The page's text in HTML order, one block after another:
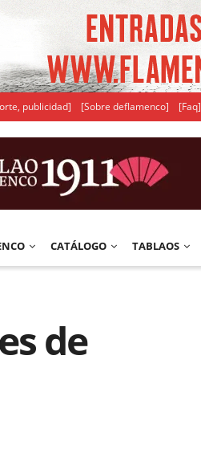
publicidad] [Sobre deflamenco] [Faq]
CATÁLOGO TABLAOS
de